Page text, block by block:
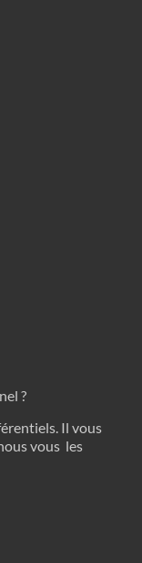
?
Il vous
vous les